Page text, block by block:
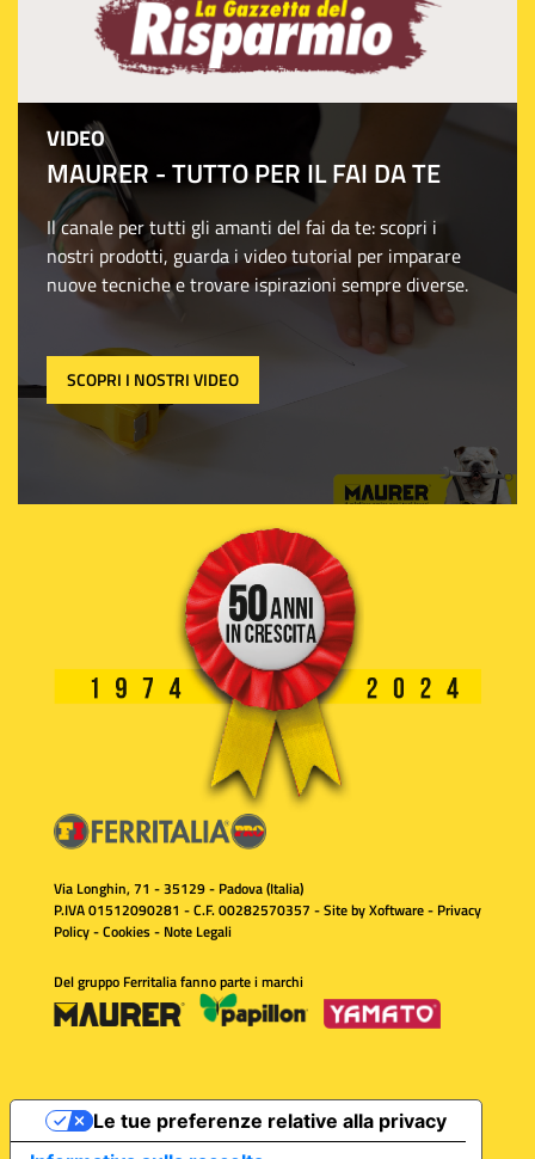
VIDEO
MAURER - TUTTO PER IL FAI DA TE
Il canale per tutti gli amanti del fai da te: scopri i
nostri prodotti, guarda i video tutorial per imparare
nuove tecniche e trovare ispirazioni sempre diverse.
SCOPRI I NOSTRI VIDEO
Via Longhin, 71 - 35129 - Padova (Italia)
P.IVA 01512090281 - C.F. 00282570357 - Site byXoftware- Privacy
Policy-Cookies- Note Legali
Del gruppo Ferritalia fanno parte i marchi
Le tue preferenze relative alla privacy